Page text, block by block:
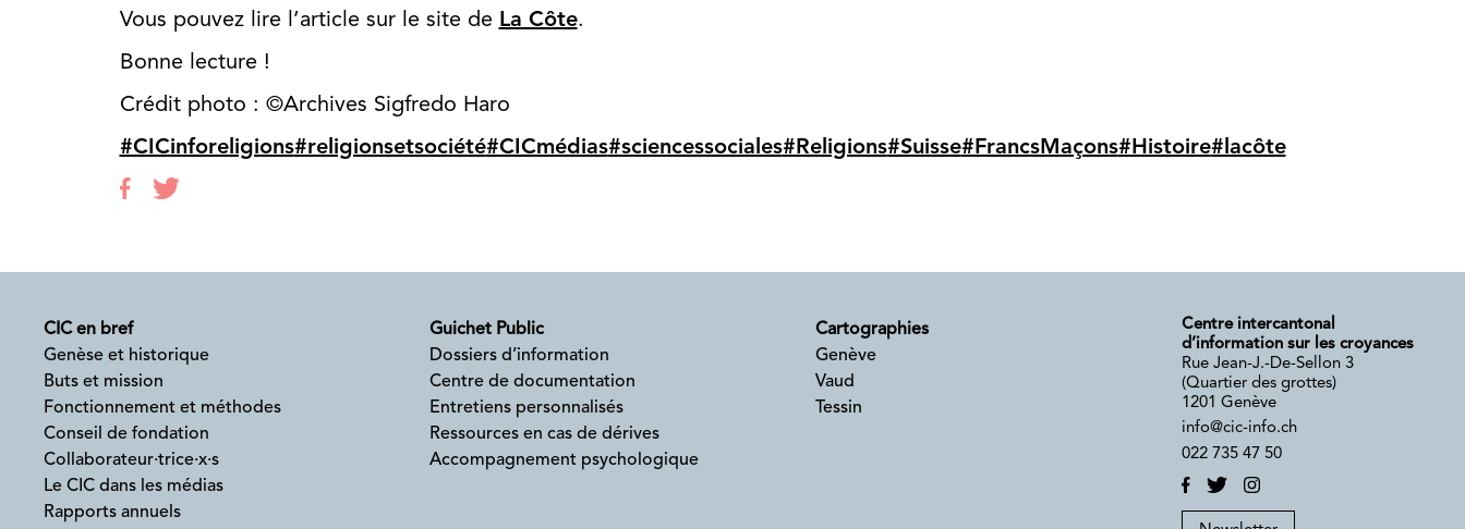
Vous pouvez lire l’article sur le site de La Côte.
Bonne lecture !
Crédit photo : ©Archives Sigfredo Haro
#CICinforeligions#religionsetsociété#CICmédias#sciencessociales#Religions#Suisse#FrancsMaçons#Histoire#lacôte
CIC en bref
Genèse et historique
Buts et mission
Fonctionnement et méthodes
Conseil de fondation
Collaborateur·trice·x·s
Le CIC dans les médias
Rapports annuels
Guichet Public
Dossiers d’information
Centre de documentation
Entretiens personnalisés
Ressources en cas de dérives
Accompagnement psychologique
Cartographies
Genève
Vaud
Tessin
Centre intercantonal
d’information sur les croyances
Rue Jean-J.-De-Sellon 3
(Quartier des grottes)
1201 Genève
info@cic-info.ch
022 735 47 50